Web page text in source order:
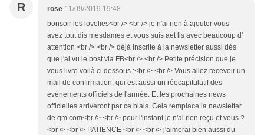
R rose 11/09/2019 19:48
bonsoir les lovelies<br /> <br /> je n'ai rien à ajouter vous
avez tout dis mesdames et vous suis aet lis avec beaucoup d'
attention <br /> <br /> déjà inscrite à la newsletter aussi dés
que j'ai vu le post via FB<br /> <br /> Petite précision que je
vous livre voilà ci dessous :<br /> <br /> Vous allez recevoir un
mail de confirmation, qui est aussi un réecapitulatif des
événements officiels de l'année. Et les prochaines news
officielles arriveront par ce biais. Cela remplace la newsletter
de gm.com<br /> <br /> pour l'instant je n'ai rien reçu et vous ?
<br /> <br /> PATIENCE <br /> <br /> j'aimerai bien aussi du